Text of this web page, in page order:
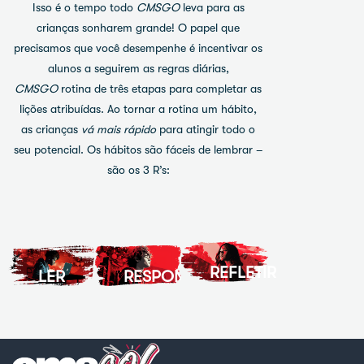
Isso é o tempo todo CMSGOleva para as
crianças sonharem grande! O papel que
precisamos que você desempenhe é incentivar os
alunos a seguirem as regras diárias,
CMSGOrotina de três etapas para completar as
lições atribuídas. Ao tornar a rotina um hábito,
as crianças vá mais rápidopara atingir todo o
seu potencial. Os hábitos são fáceis de lembrar –
são os 3 R’s:
LER
Leia
o
não
fizer
sentido,
ou
assista
RESPONDER
às
perguntas
que
Releia
se
ou
use a
REFLETIR
Leia
final
do
artigo
seus